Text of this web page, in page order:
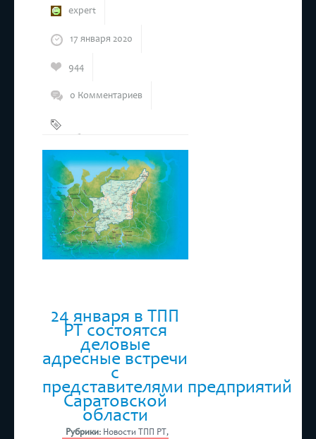
expert
17 января 2020
944
0 Комментариев
Республика
Коми,
ТПП РТ
24 января в ТПП
РТ состоятся
деловые
адресные встречи
с
представителями предприятий
Саратовской
области
Рубрики: Новости ТПП РТ,